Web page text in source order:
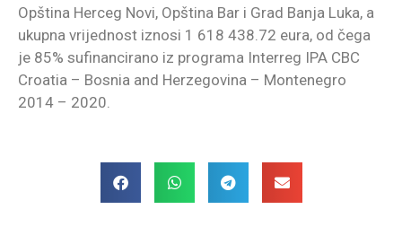
Opština Herceg Novi, Opština Bar i Grad Banja Luka, a
ukupna vrijednost iznosi 1 618 438.72 eura, od čega
je 85% sufinancirano iz programa Interreg IPA CBC
Croatia – Bosnia and Herzegovina – Montenegro
2014 – 2020.